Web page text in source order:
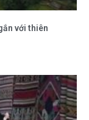
với thiên